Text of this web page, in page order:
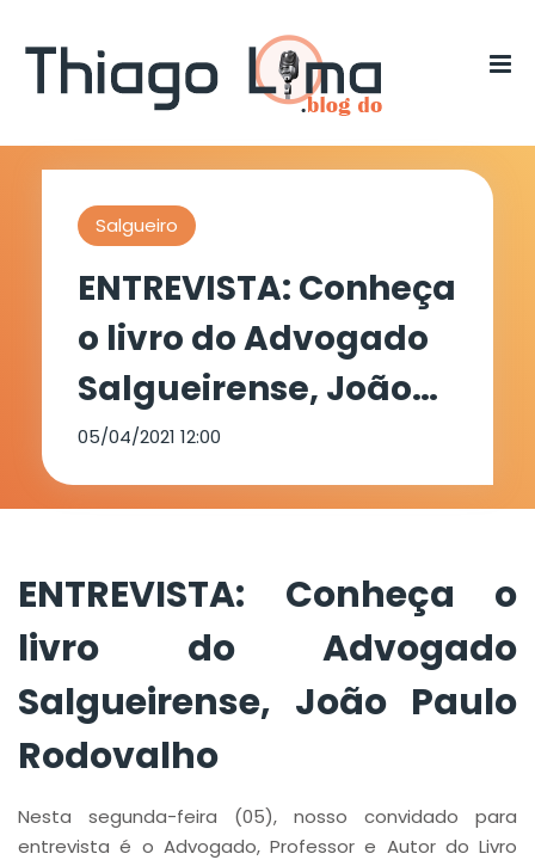
Salgueiro
ENTREVISTA: Conheça
o livro do Advogado
Salgueirense, João
Paulo Rodovalho
05/04/2021 12:00
ENTREVISTA: Conheça o
livro do Advogado
Salgueirense, João Paulo
Rodovalho
Nesta segunda-feira (05), nosso convidado para
entrevista é o Advogado, Professor e Autor do Livro